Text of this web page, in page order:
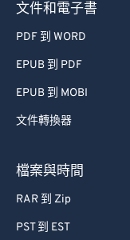
文件和電子書
PDF 到 WORD
EPUB 到 PDF
EPUB 到 MOBI
文件轉換器
檔案與時間
RAR 到 Zip
PST 到 EST